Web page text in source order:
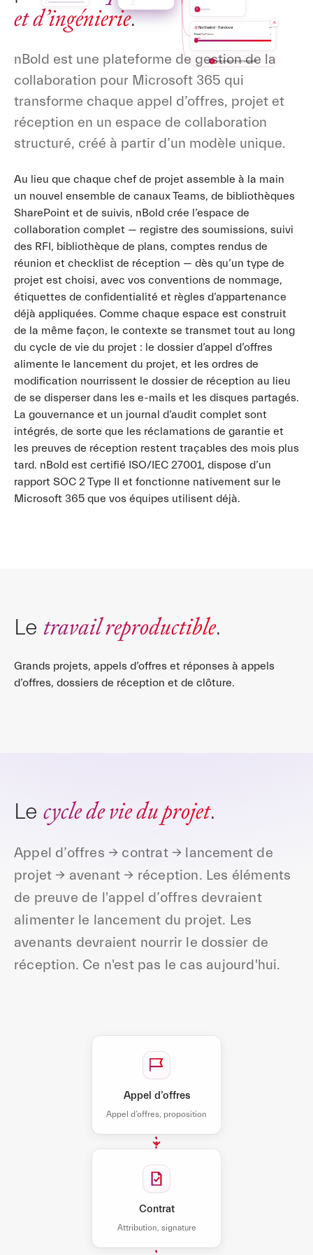
S
Northwind - Handover
Posts Files Planner +
+ New project from template
et d’ingénierie.
nBold est une plateforme de gestion de la
collaboration pour Microsoft 365 qui
transforme chaque appel d’offres, projet et
réception en un espace de collaboration
structuré, créé à partir d’un modèle unique.
Au lieu que chaque chef de projet assemble à la main
un nouvel ensemble de canaux Teams, de bibliothèques
SharePoint et de suivis, nBold crée l’espace de
collaboration complet — registre des soumissions, suivi
des RFI, bibliothèque de plans, comptes rendus de
réunion et checklist de réception — dès qu’un type de
projet est choisi, avec vos conventions de nommage,
étiquettes de confidentialité et règles d’appartenance
déjà appliquées. Comme chaque espace est construit
de la même façon, le contexte se transmet tout au long
du cycle de vie du projet : le dossier d’appel d’offres
alimente le lancement du projet, et les ordres de
modification nourrissent le dossier de réception au lieu
de se disperser dans les e-mails et les disques partagés.
La gouvernance et un journal d’audit complet sont
intégrés, de sorte que les réclamations de garantie et
les preuves de réception restent traçables des mois plus
tard. nBold est certifié ISO/IEC 27001, dispose d’un
rapport SOC 2 Type II et fonctionne nativement sur le
Microsoft 365 que vos équipes utilisent déjà.
Le travail reproductible.
Grands projets, appels d’offres et réponses à appels
d’offres, dossiers de réception et de clôture.
Le cycle de vie du projet.
Appel d’offres → contrat → lancement de
projet → avenant → réception. Les éléments
de preuve de l'appel d’offres devraient
alimenter le lancement du projet. Les
avenants devraient nourrir le dossier de
réception. Ce n'est pas le cas aujourd'hui.
Appel d’offres
Appel d’offres, proposition
Contrat
Attribution, signature